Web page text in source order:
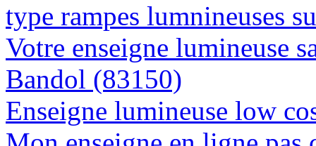
type rampes lumnineuses
Votre enseigne lumineuse
Bandol (83150)
Enseigne lumineuse low